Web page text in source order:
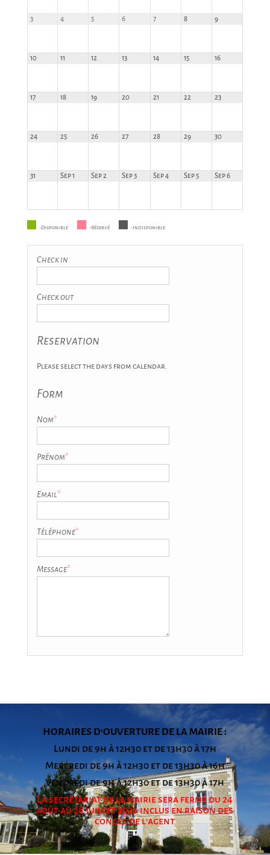
3 4 5 6 7 8 9
10 11 12 13 14 15 16
17 18 19 20 21 22 23
24 25 26 27 28 29 30
31 Sep 1 Sep 2 Sep 3 Sep 4 Sep 5 Sep 6
-Disponible -Réservé -Indisponible
Check in
Check out
Reservation
Please select the days from calendar.
Form
Nom*
Prénom*
Email*
Téléphone*
Message*
HORAIRES D'OUVERTURE DE LA MAIRIE :
Lundi de 9h à 12h30 et de 13h30 à 17h
Mercredi de 9h à 12h30 et de 13h30 à 16h
Vendredi de 9h à 12h30 et de 13h30 à 17h
La secrétariat de la mairie sera fermé du 24
août au 28 juillet 2026 inclus en raison des
congés de l'agent